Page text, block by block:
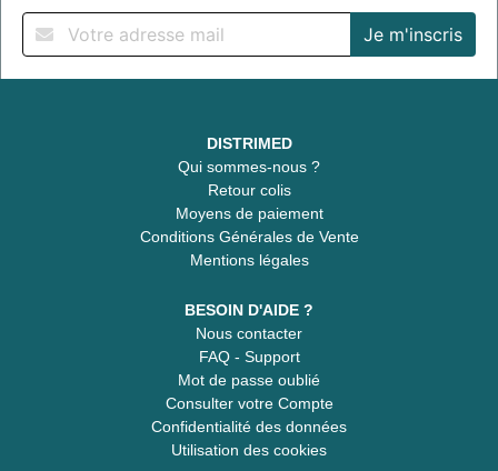
DISTRIMED
Qui sommes-nous ?
Retour colis
Moyens de paiement
Conditions Générales de Vente
Mentions légales
BESOIN D'AIDE ?
Nous contacter
FAQ - Support
Mot de passe oublié
Consulter votre Compte
Confidentialité des données
Utilisation des cookies